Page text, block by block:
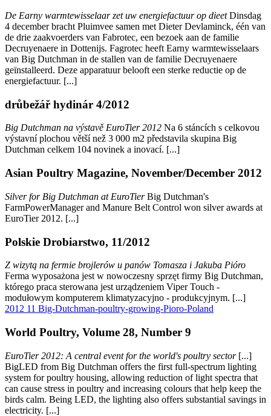
De Earny warmtewisselaar zet uw energiefactuur op dieetDinsdag
4 december bracht Pluimvee samen met Dieter Devlaminck, één van
de drie zaakvoerders van Fabrotec, een bezoek aan de familie
Decruyenaere in Dottenijs. Fagrotec heeft Earny warmtewisselaars
van Big Dutchman in de stallen van de familie Decruyenaere
geïnstalleerd. Deze apparatuur belooft een sterke reductie op de
energiefactuur. [...]
drůbežář hydinár 4/2012
Big Dutchman na výstavě EuroTier 2012 Na 6 stáncích s celkovou
výstavní plochou větší než 3 000 m2 představila skupina Big
Dutchman celkem 104 novinek a inovací. [...]
Asian Poultry Magazine, November/December 2012
Silver for Big Dutchman at EuroTierBig Dutchman's
FarmPowerManager and Manure Belt Control won silver awards at
EuroTier 2012. [...]
Polskie Drobiarstwo, 11/2012
Z wizytą na fermie brojlerów u panów Tomasza i Jakuba Pióro
Ferma wyposażona jest w nowoczesny sprzęt firmy Big Dutchman,
którego praca sterowana jest urządzeniem Viper Touch -
modułowym komputerem klimatyzacyjno - produkcyjnym. [...]
2012 11 Big-Dutchman-poultry-growing-Pioro-Poland
World Poultry, Volume 28, Number 9
EuroTier 2012: A central event for the world's poultry sector[...]
BigLED from Big Dutchman offers the first full-spectrum lighting
system for poultry housing, allowing reduction of light spectra that
can cause stress in poultry and increasing colours that help keep the
birds calm. Being LED, the lighting also offers substantial savings in
electricity. [...]